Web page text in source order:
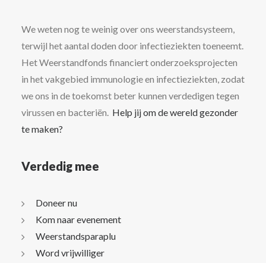
We weten nog te weinig over ons weerstandsysteem,
terwijl het aantal doden door infectieziekten toeneemt.
Het Weerstandfonds financiert onderzoeksprojecten
in het vakgebied immunologie en infectieziekten, zodat
we ons in de toekomst beter kunnen verdedigen tegen
virussen en bacteriën. Help jij om de wereld gezonder
te maken?
Verdedig mee
Doneer nu
Kom naar evenement
Weerstandsparaplu
Word vrijwilliger